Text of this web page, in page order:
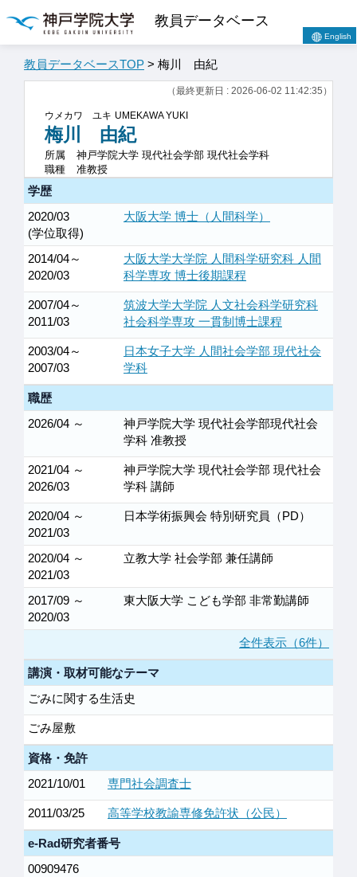
教員データベース
English
教員データベースTOP > 梅川 由紀
（最終更新日 : 2026-06-02 11:42:35）
ウメカワ ユキ UMEKAWA YUKI
梅川 由紀
所属
神戸学院大学 現代社会学部 現代社会学科
職種
准教授
学歴
2020/03
(学位取得)
大阪大学 博士（人間科学）
2014/04～
2020/03
大阪大学大学院 人間科学研究科 人間
科学専攻 博士後期課程
2007/04～
2011/03
筑波大学大学院 人文社会科学研究科
社会科学専攻 一貫制博士課程
2003/04～
2007/03
日本女子大学 人間社会学部 現代社会
学科
職歴
2026/04 ～
神戸学院大学 現代社会学部現代社会
学科 准教授
2021/04 ～
2026/03
神戸学院大学 現代社会学部 現代社会
学科 講師
2020/04 ～
2021/03
日本学術振興会 特別研究員（PD）
2020/04 ～
2021/03
立教大学 社会学部 兼任講師
2017/09 ～
2020/03
東大阪大学 こども学部 非常勤講師
全件表示（6件）
講演・取材可能なテーマ
ごみに関する生活史
ごみ屋敷
資格・免許
2021/10/01
専門社会調査士
2011/03/25 高等学校教諭専修免許状（公民）
e-Rad研究者番号
00909476